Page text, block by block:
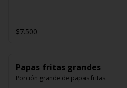
$7.500
Papas fritas grandes
Porción grande de papas fritas.